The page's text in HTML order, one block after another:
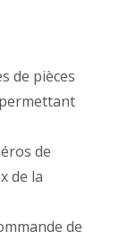
de pièces
de
de la
de